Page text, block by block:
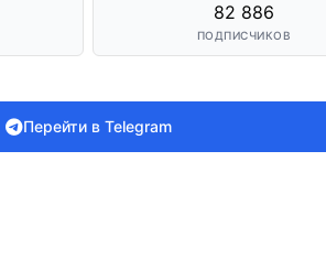
82 886
ПОДПИСЧИКОВ
Перейти в Telegram